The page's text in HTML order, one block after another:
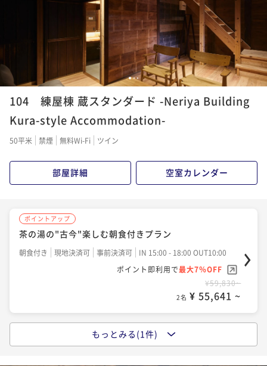
ポイント即利用で 最大7％OFF
¥82,592~
2名 ¥ 76,810 ~
123
104 練屋棟 蔵スタンダード -Neriya Building
Kura-style Accommodation-
50平米 禁煙 無料Wi-Fi ツイン
部屋詳細 空室カレンダー
ポイントアップ
茶の湯の"古今"楽しむ朝食付きプラン
朝食付き 現地決済可 事前決済可
IN 15:00 - 18:00 OUT10:00
ポイント即利用で最大7％OFF
¥59,830~
2名 ¥ 55,641 ~
犬山城下町を楽しむレギュラープラン 2食付き
もっとみる(1件)